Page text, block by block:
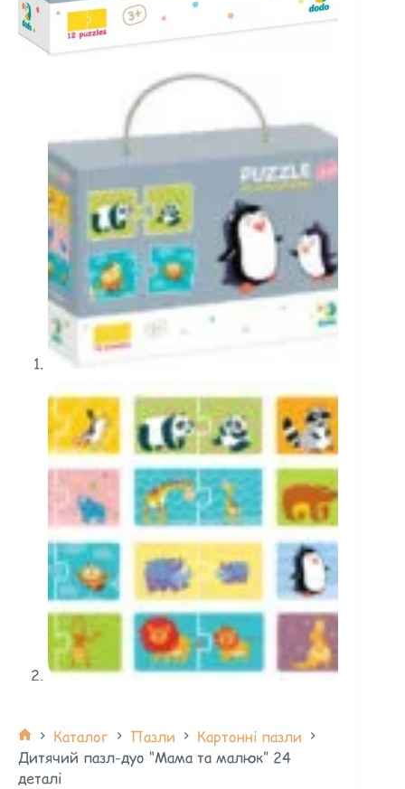
Каталог Пазли
Картонні пазли
Дитячий пазл-дуо “Мама та малюк” 24
деталі